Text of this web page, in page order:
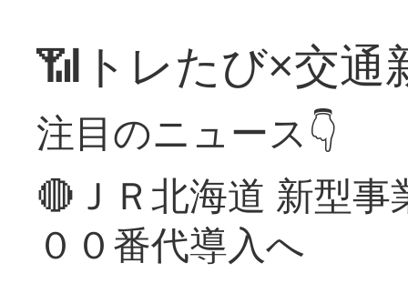
📶トレたび×交通
注目のニュース👇
🔴ＪＲ北海道 新型
００番代導入へ